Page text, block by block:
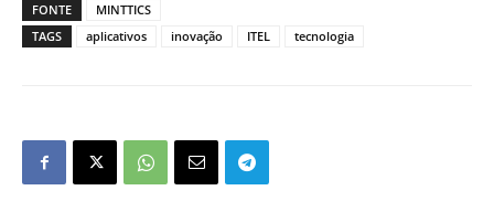
FONTE
MINTTICS
TAGS
aplicativos inovação ITEL tecnologia